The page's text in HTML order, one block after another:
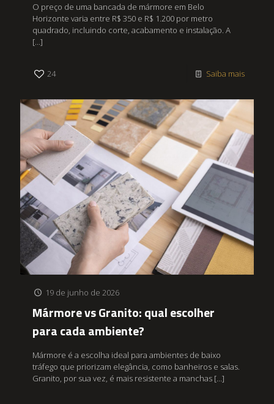
O preço de uma bancada de mármore em Belo
Horizonte varia entre R$ 350 e R$ 1.200 por metro
quadrado, incluindo corte, acabamento e instalação. A
[…]
24 Saiba mais
19 de junho de 2026
Mármore vs Granito: qual escolher
para cada ambiente?
Mármore é a escolha ideal para ambientes de baixo
tráfego que priorizam elegância, como banheiros e salas.
Granito, por sua vez, é mais resistente a manchas […]